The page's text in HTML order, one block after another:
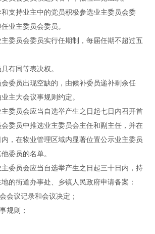
持业主中的党员积极参选业主委员会委
业主委员会委员。
员会委员实行任期制，每届任期不超过五
同等表决权。
员出现空缺的，由候补委员递补剩余任
主大会议事规则约定。
员会应当自选举产生之日起七日内召开首
委员中推选业主委员会主任和副主任，并在
，在物业管理区域内显著位置公示业主委员
委员的名单。
员会应当自选举产生之日起三十日内，持
的街道办事处、乡镇人民政府申请备案：
会议记录和会议决定；
规则；